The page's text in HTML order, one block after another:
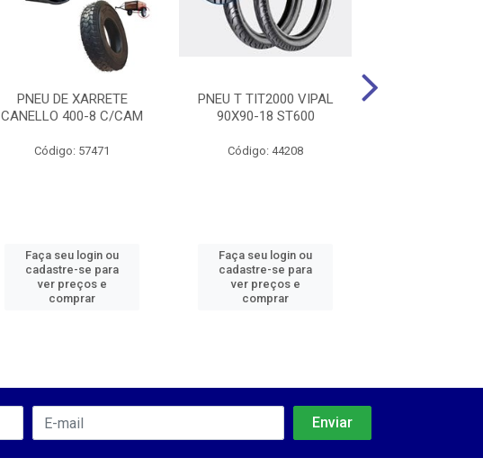
PNEU DE XARRETE
CANELLO 400-8 C/CAM
Código: 57471
Faça seu login ou
cadastre-se para
ver preços e
comprar
PNEU T TIT2000 VIPAL
90X90-18 ST600
Código: 44208
Faça seu login ou
cadastre-se para
ver preços e
comprar